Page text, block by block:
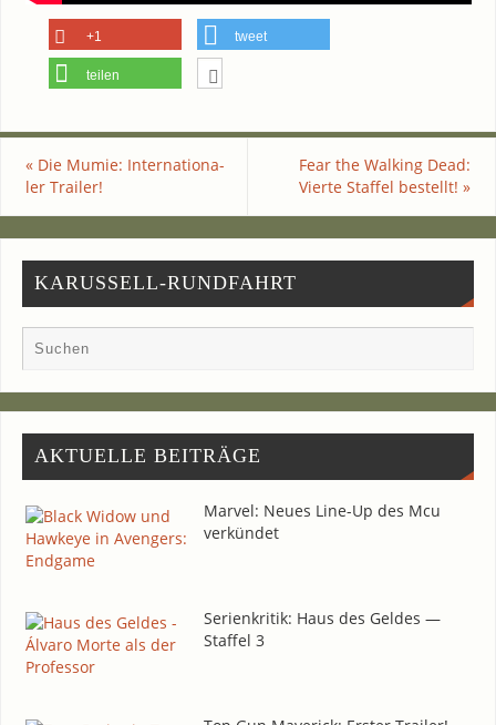
+1 tweet
teilen
«Die Mumie: Inter­na­tio­na­
ler Trailer!
Fear the Wal­king Dead:
Vier­te Staf­fel bestellt!»
KARUSSELL-RUNDFAHRT
AKTU­EL­LE BEITRÄGE
Mar­vel: Neu­es Line-Up des Mcu
verkündet
Seri­en­kri­tik: Haus des Gel­des —
Staf­fel 3